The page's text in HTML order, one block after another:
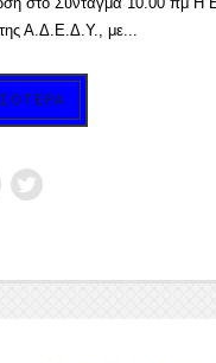
Α.Δ.Ε.Δ.Υ., με...